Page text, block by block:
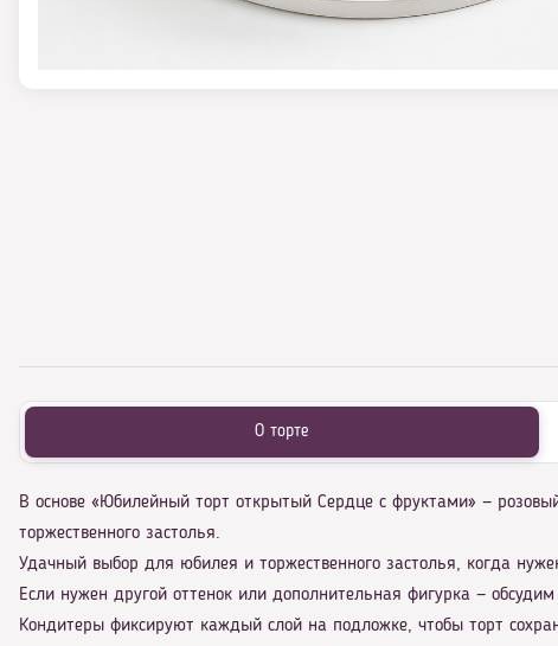
О торте
В основе «Юбилейный торт открытый Сердце с фруктами» —
торжественного застолья.
Удачный выбор для юбилея и торжественного застолья, когда
Если нужен другой оттенок или дополнительная фигурка —
Кондитеры фиксируют каждый слой на подложке, чтобы торт